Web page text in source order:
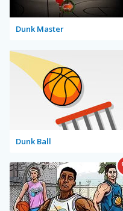
Dunk Master
Dunk Ball